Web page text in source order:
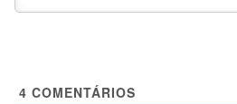
4 COMENTÁRIOS